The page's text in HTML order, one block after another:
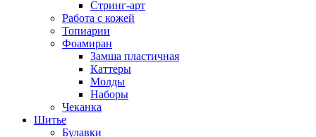
Стринг-арт
Работа с кожей
Топиарии
Фоамиран
Замша пластичная
Каттеры
Молды
Наборы
Чеканка
Шитье
Булавки